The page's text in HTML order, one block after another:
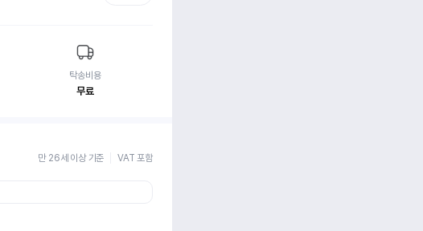
탁송비용
무료
만 26세 이상 기준 VAT 포함